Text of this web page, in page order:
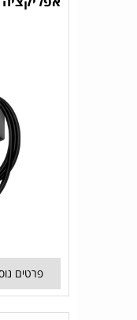
פרטים